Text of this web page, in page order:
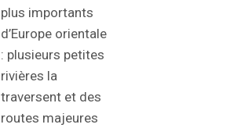
plus importants
d’Europe orientale
: plusieurs petites
rivières la
traversent et des
routes majeures